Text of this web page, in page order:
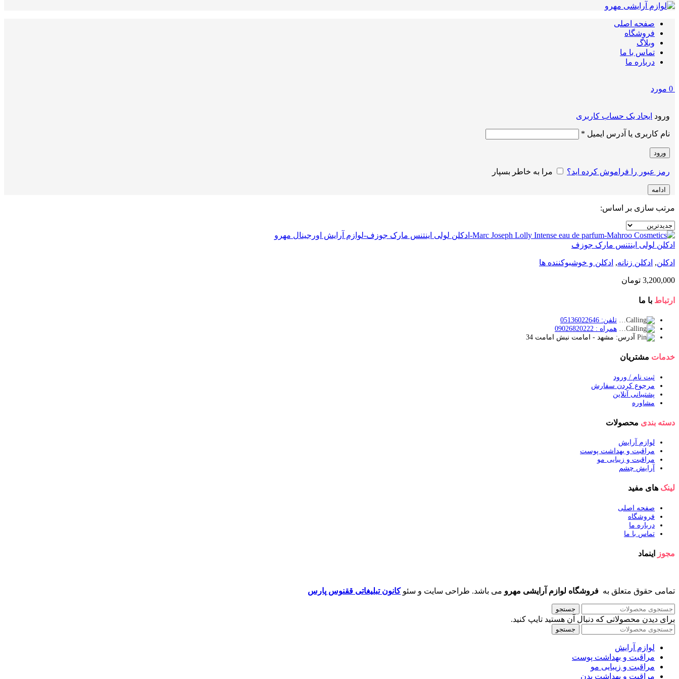
صفحه اصلی
فروشگاه
وبلاگ
تماس با ما
درباره ما
0 مورد
ورود ایجاد یک حساب کاربری
نام کاربری یا آدرس ایمیل *
ورود
رمز عبور را فراموش کرده اید؟ مرا به خاطر بسپار
ادامه
مرتب سازی بر اساس:
ادکلن لولی اینتنس مارک جوزف
ادکلن, ادکلن زنانه, ادکلن و خوشبوکننده ها
3,200,000 تومان
ارتباط با ما
تلفن: 05136022646
همراه : 09026820222
آدرس: مشهد - امامت نبش امامت 34
خدمات مشتریان
ثبت نام / ورود
مرجوع کردن سفارش
پشتیبانی آنلاین
مشاوره
دسته بندی محصولات
لوازم آرایش
مراقبت و بهداشت پوست
مراقبت و زیبایی مو
آرایش چشم
لینک های مفید
صفحه اصلی
فروشگاه
درباره ما
تماس با ما
مجوز اینماد
تمامی حقوق متعلق به فروشگاه لوازم آرایشی مهرو می باشد. طراحی سایت و سئوکانون تبلیغاتی ققنوس پارس
جستجو
برای دیدن محصولاتی که دنبال آن هستید تایپ کنید.
جستجو
لوازم آرایش
مراقبت و بهداشت پوست
مراقبت و زیبایی مو
مراقبت و بهداشت بدن